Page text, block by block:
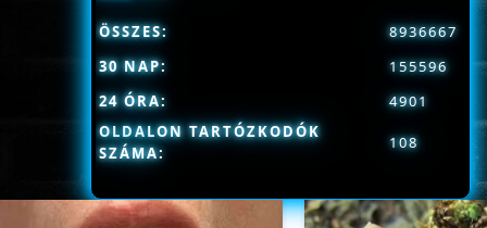
OLDALON TARTÓZKODÓK
SZÁMA:
108
ÖSSZES:
8936667
30 NAP:
155596
24 ÓRA:
4901